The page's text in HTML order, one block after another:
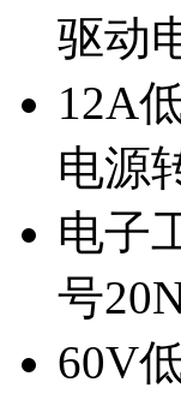
驱动
12A
电源
电子
号
60V